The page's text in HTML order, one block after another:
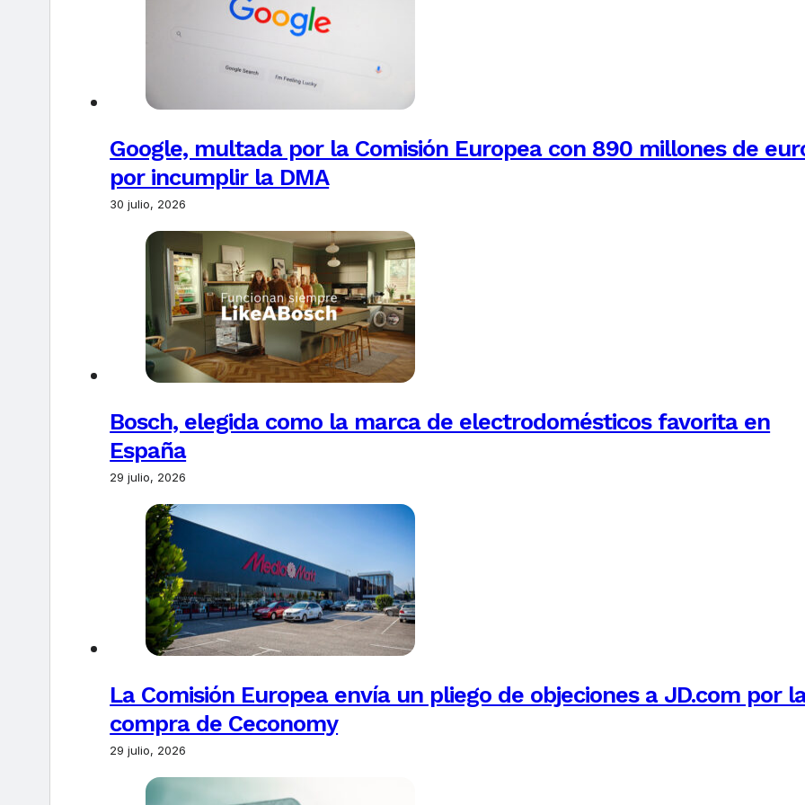
Google, multada por la Comisión Europea con 890 millones de
por incumplir la DMA
30 julio, 2026
Bosch, elegida como la marca de electrodomésticos favorita en
España
29 julio, 2026
La Comisión Europea envía un pliego de objeciones a JD.com por
compra de Ceconomy
29 julio, 2026